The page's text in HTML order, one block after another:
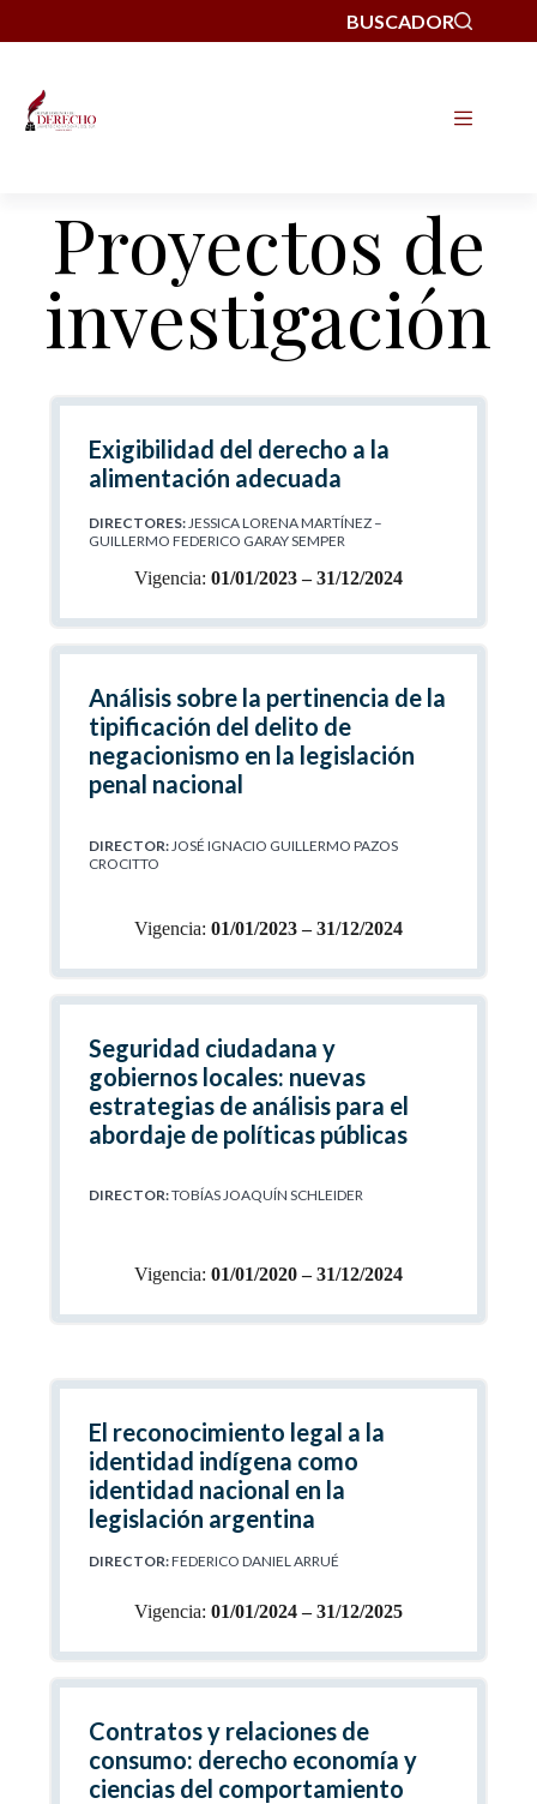
BUSCADOR
Proyectos de
investigación
Exigibilidad del derecho a la
alimentación adecuada
DIRECTORES:JESSICA LORENA MARTÍNEZ –
GUILLERMO FEDERICO GARAY SEMPER
Vigencia: 01/01/2023 – 31/12/2024
Análisis sobre la pertinencia de la
tipificación del delito de
negacionismo en la legislación
penal nacional
DIRECTOR:JOSÉ IGNACIO GUILLERMO PAZOS
CROCITTO
Vigencia: 01/01/2023 – 31/12/2024
Seguridad ciudadana y
gobiernos locales: nuevas
estrategias de análisis para el
abordaje de políticas públicas
DIRECTOR:TOBÍAS JOAQUÍN SCHLEIDER
Vigencia: 01/01/2020 – 31/12/2024
El reconocimiento legal a la
identidad indígena como
identidad nacional en la
legislación argentina
DIRECTOR:FEDERICO DANIEL ARRUÉ
Vigencia: 01/01/2024 – 31/12/2025
Contratos y relaciones de
consumo: derecho economía y
ciencias del comportamiento